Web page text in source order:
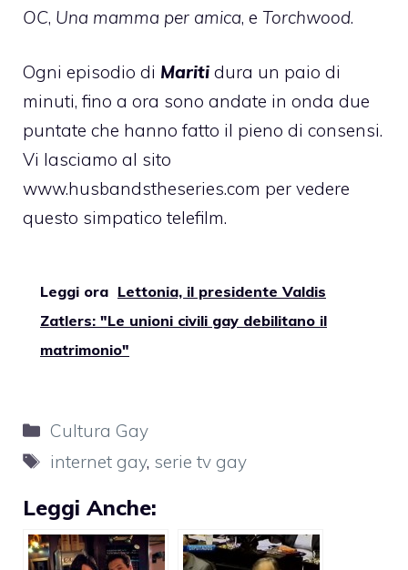
OC, Una mamma per amica, e Torchwood.
Ogni episodio di Mariti dura un paio di
minuti, fino a ora sono andate in onda due
puntate che hanno fatto il pieno di consensi.
Vi lasciamo al sito
www.husbandstheseries.com per vedere
questo simpatico telefilm.
Leggi ora Lettonia, il presidente Valdis
Zatlers: "Le unioni civili gay debilitano il
matrimonio"
Categorie
Cultura Gay
Tag
internet gay, serie tv gay
Leggi Anche: